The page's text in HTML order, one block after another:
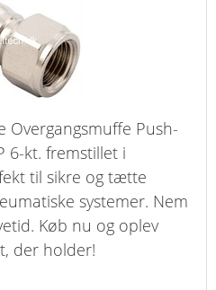
Overgangsmuffe Push-
6-kt. fremstillet i
til sikre og tætte
systemer. Nem
Køb nu og oplev
der holder!